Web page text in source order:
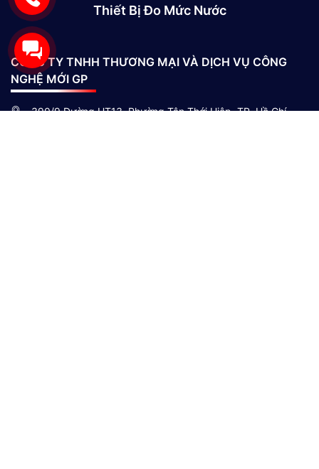
Thiết Bị Đo Mức Nước
CÔNG TY TNHH THƯƠNG MẠI VÀ DỊCH VỤ CÔNG
NGHỆ MỚI GP
390/9 Đường HT13, Phường Tân Thới Hiệp, TP. Hồ Chí